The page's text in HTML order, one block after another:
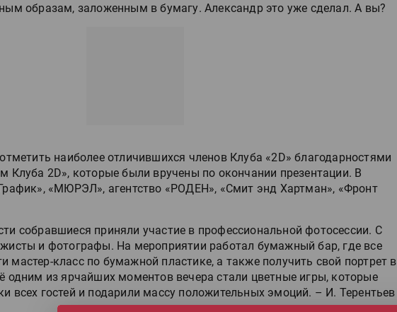
образам, заложенным в бумагу. Александр это уже сделал. А вы?
наиболее отличившихся членов Клуба «2D» благодарностями
Клуба 2D», которые были вручены по окончании презентации. В
«МЮРЭЛ», агентство «РОДЕН», «Смит энд Хартман», «Фронт
собравшиеся приняли участие в профессиональной фотосессии. С
и фотографы. На мероприятии работал бумажный бар, где все
класс по бумажной пластике, а также получить свой портрет в
одним из ярчайших моментов вечера стали цветные игры, которые
всех гостей и подарили массу положительных эмоций. – И. Терентьев